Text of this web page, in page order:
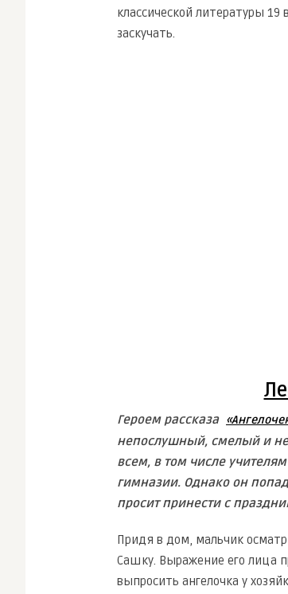
классической литературы
заскучать.
Героем рассказа
непослушный, смелый и
всем, в том числе
гимназии. Однако он
просит принести с
Придя в дом, мальчик
Сашку. Выражение его лица
выпросить ангелочка у